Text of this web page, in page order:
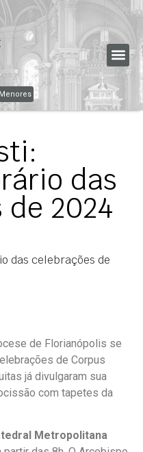
das
2024
das celebrações de
de Florianópolis se
de Corpus
já divulgaram sua
com tapetes da
Metropolitana